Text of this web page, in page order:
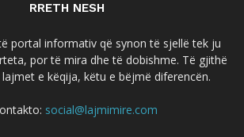
RRETH NESH
portal informativ që synon të sjellë tek ju
por të mira dhe të dobishme. Të gjithë
e këqija, këtu e bëjmë diferencën.
social@lajmimire.com